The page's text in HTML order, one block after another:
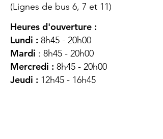
(Lignes de bus 6, 7 et 11)
Heures d'ouverture :
Lundi : 8h45 - 20h00
Mardi : 8h45 - 20h00
Mercredi : 8h45 - 20h00
Jeudi : 12h45 - 16h45